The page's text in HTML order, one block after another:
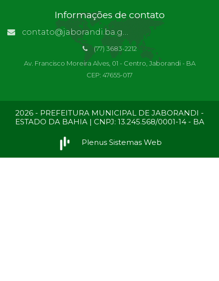
Informações de contato
contato@jaborandi.ba.gov.br | Funcionário Responsável: Ronaldo Da Paz Dourado
(77) 3683-2212
Av. Francisco Moreira Alves, 01 - Centro, Jaborandi - BA
CEP: 47655-017
2026 - PREFEITURA MUNICIPAL DE JABORANDI -
ESTADO DA BAHIA | CNPJ: 13.245.568/0001-14 - BA
Plenus Sistemas Web